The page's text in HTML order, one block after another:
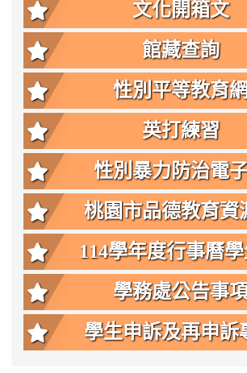
文化開箱文
館藏查詢
性別平等教育網
英打練習
性別暴力防治電
桃園市品德教育資
114學年度行事曆
學務處公告事
學生申訴及再申訴